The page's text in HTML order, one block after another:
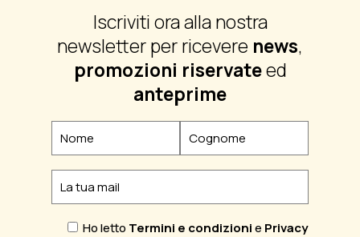
Iscriviti ora alla nostra
newsletter per ricevere news,
promozioni riservateed
anteprime
Ho letto Termini e condizionie Privacy